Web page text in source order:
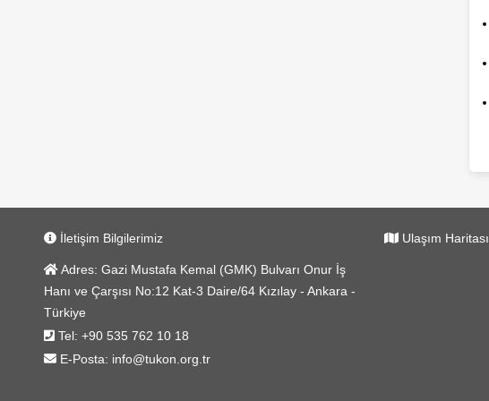
İletişim Bilgilerimiz
Adres: Gazi Mustafa Kemal (GMK) Bulvarı Onur İş
Hanı ve Çarşısı No:12 Kat-3 Daire/64 Kızılay - Ankara -
Türkiye
Tel: +90 535 762 10 18
E-Posta: info@tukon.org.tr
Ulaşım Haritası